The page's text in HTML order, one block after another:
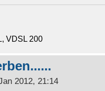
VDSL 200
2012, 21:14